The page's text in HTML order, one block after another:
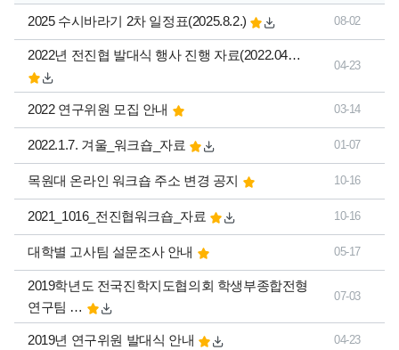
2025 수시바라기 2차 일정표(2025.8.2.) 08-02
2022년 전진협 발대식 행사 진행 자료(2022.04…
04-23
2022 연구위원 모집 안내 03-14
2022.1.7. 겨울_워크숍_자료 01-07
목원대 온라인 워크숍 주소 변경 공지 10-16
2021_1016_전진협워크숍_자료 10-16
대학별 고사팀 설문조사 안내 05-17
2019학년도 전국진학지도협의회 학생부종합전형
연구팀 …
07-03
2019년 연구위원 발대식 안내 04-23